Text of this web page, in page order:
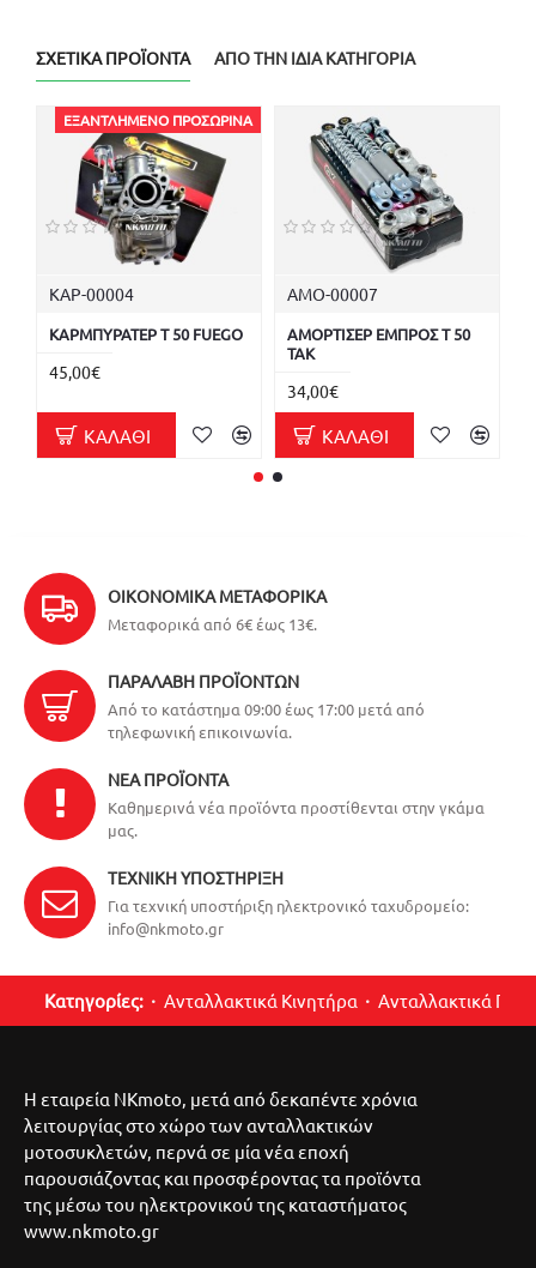
ΣΧΕΤΙΚΆ ΠΡΟΪΌΝΤΑ ΑΠΌ ΤΗΝ ΊΔΙΑ ΚΑΤΗΓΟΡΊΑ
ΕΞΑΝΤΛΗΜΈΝΟ ΠΡΟΣΩΡΙΝΆ
ΚΑΡ-00004
ΚΑΡΜΠΥΡΑΤΕΡ Τ 50 FUEGO
45,00€
ΚΑΛΆΘΙ
ΑΜΟ-00007
ΑΜΟΡΤΙΣΕΡ ΕΜΠΡΟΣ T 50
TAK
34,00€
ΚΑΛΆΘΙ
ΟΙΚΟΝΟΜΙΚΆ ΜΕΤΑΦΟΡΙΚΆ
Μεταφορικά από 6€ έως 13€.
ΠΑΡΑΛΑΒΉ ΠΡΟΪΌΝΤΩΝ
Από το κατάστημα 09:00 έως 17:00 μετά από
τηλεφωνική επικοινωνία.
ΝΈΑ ΠΡΟΪΌΝΤΑ
Καθημερινά νέα προϊόντα προστίθενται στην γκάμα
μας.
ΤΕΧΝΙΚΉ ΥΠΟΣΤΉΡΙΞΗ
Για τεχνική υποστήριξη ηλεκτρονικό ταχυδρομείο:
info@nkmoto.gr
Κατηγορίες: Ανταλλακτικά Κινητήρα Ανταλλακτικά
Η εταιρεία NKmoto, μετά από δεκαπέντε χρόνια
λειτουργίας στο χώρο των ανταλλακτικών
μοτοσυκλετών, περνά σε μία νέα εποχή
παρουσιάζοντας και προσφέροντας τα προϊόντα
της μέσω του ηλεκτρονικού της καταστήματος
www.nkmoto.gr